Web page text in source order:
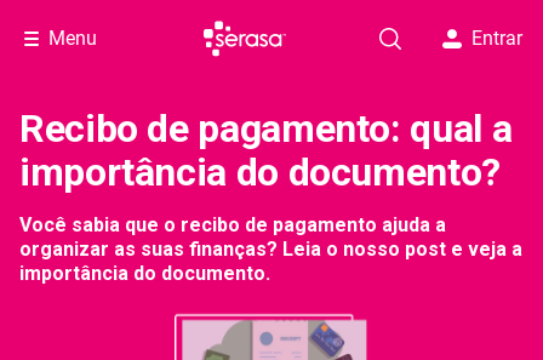
Menu Entrar
Recibo de pagamento: qual a
importância do documento?
Você sabia que o recibo de pagamento ajuda a
organizar as suas finanças? Leia o nosso post e veja a
importância do documento.